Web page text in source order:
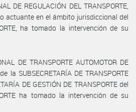
DE REGULACIÓN DEL TRANSPORTE,
actuante en el ámbito jurisdiccional del
ha tomado la intervención de su
DE TRANSPORTE AUTOMOTOR DE
la SUBSECRETARÍA DE TRANSPORTE
DE GESTIÓN DE TRANSPORTE del
ha tomado la intervención de su